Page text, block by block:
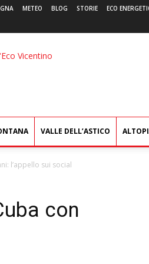
METEO BLOG STORIE ECO
L'Eco
VALLE DELL’ASTICO
l’appello sui social
con